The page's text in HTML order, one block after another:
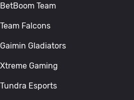
BetBoom Team
Team Falcons
Gaimin Gladiators
Xtreme Gaming
Tundra Esports